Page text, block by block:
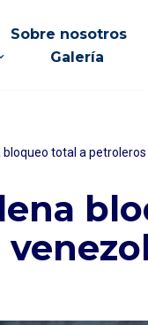
Sobre nosotros
Galería
total a